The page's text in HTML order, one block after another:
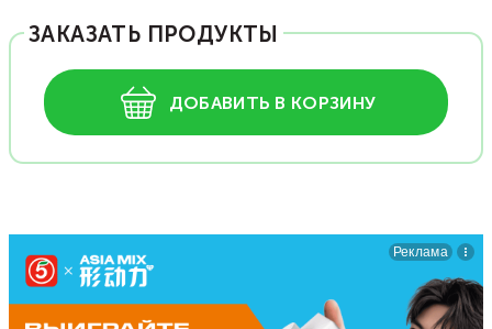
ЗАКАЗАТЬ ПРОДУКТЫ
ДОБАВИТЬ В КОРЗИНУ